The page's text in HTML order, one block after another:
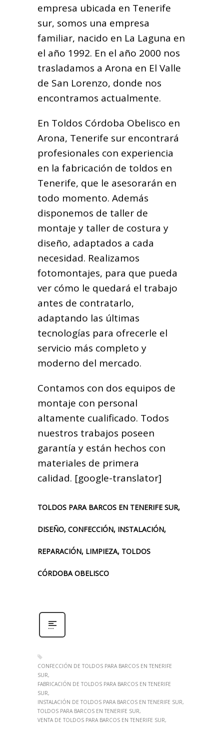
empresa ubicada en Tenerife
sur, somos una empresa
familiar, nacido en La Laguna en
el año 1992. En el año 2000 nos
trasladamos a Arona en El Valle
de San Lorenzo, donde nos
encontramos actualmente.
En Toldos Córdoba Obelisco en
Arona, Tenerife sur encontrará
profesionales con experiencia
en la fabricación de toldos en
Tenerife, que le asesorarán en
todo momento. Además
disponemos de taller de
montaje y taller de costura y
diseño, adaptados a cada
necesidad. Realizamos
fotomontajes, para que pueda
ver cómo le quedará el trabajo
antes de contratarlo,
adaptando las últimas
tecnologías para ofrecerle el
servicio más completo y
moderno del mercado.
Contamos con dos equipos de
montaje con personal
altamente cualificado. Todos
nuestros trabajos poseen
garantía y están hechos con
materiales de primera
calidad. [google-translator]
TOLDOS PARA BARCOS EN TENERIFE SUR,
DISEÑO, CONFECCIÓN, INSTALACIÓN,
REPARACIÓN, LIMPIEZA, TOLDOS
CÓRDOBA OBELISCO
CONFECCIÓN DE TOLDOS PARA BARCOS EN TENERIFE
SUR
FABRICACIÓN DE TOLDOS PARA BARCOS EN TENERIFE
SUR
INSTALACIÓN DE TOLDOS PARA BARCOS EN TENERIFE SUR
TOLDOS PARA BARCOS EN TENERIFE SUR
VENTA DE TOLDOS PARA BARCOS EN TENERIFE SUR